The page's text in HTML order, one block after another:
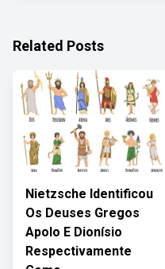
Related Posts
Nietzsche Identificou
Os Deuses Gregos
Apolo E Dionísio
Respectivamente